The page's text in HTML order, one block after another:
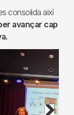
consolida així
avançar cap